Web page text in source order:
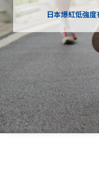
日本爆紅低強